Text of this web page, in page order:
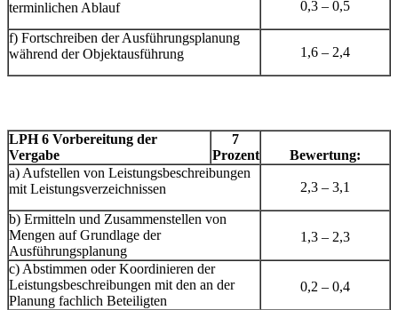
terminlichen Ablauf
0,3 – 0,5
f) Fortschreiben der Ausführungsplanung
während der Objektausführung
1,6 – 2,4
LPH 6 Vorbereitung der
Vergabe
7
Prozent
Bewertung:
a) Aufstellen von Leistungsbeschreibungen
mit Leistungsverzeichnissen
2,3 – 3,1
b) Ermitteln und Zusammenstellen von
Mengen auf Grundlage der
Ausführungsplanung
1,3 – 2,3
c) Abstimmen oder Koordinieren der
Leistungsbeschreibungen mit den an der
Planung fachlich Beteiligten
0,2 – 0,4